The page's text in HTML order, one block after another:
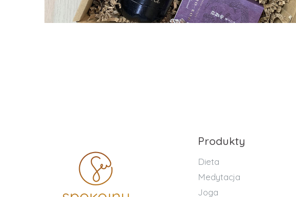
Produkty
Dieta
Medytacja
Joga